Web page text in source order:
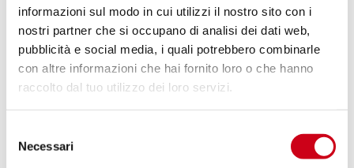
informazioni sul modo in cui utilizzi il nostro sito con i
nostri partner che si occupano di analisi dei dati web,
pubblicità e social media, i quali potrebbero combinarle
con altre informazioni che hai fornito loro o che hanno
raccolto dal tuo utilizzo dei loro servizi.
delNecessari
1.050,00 CHF
DETAILS
PRODUKT